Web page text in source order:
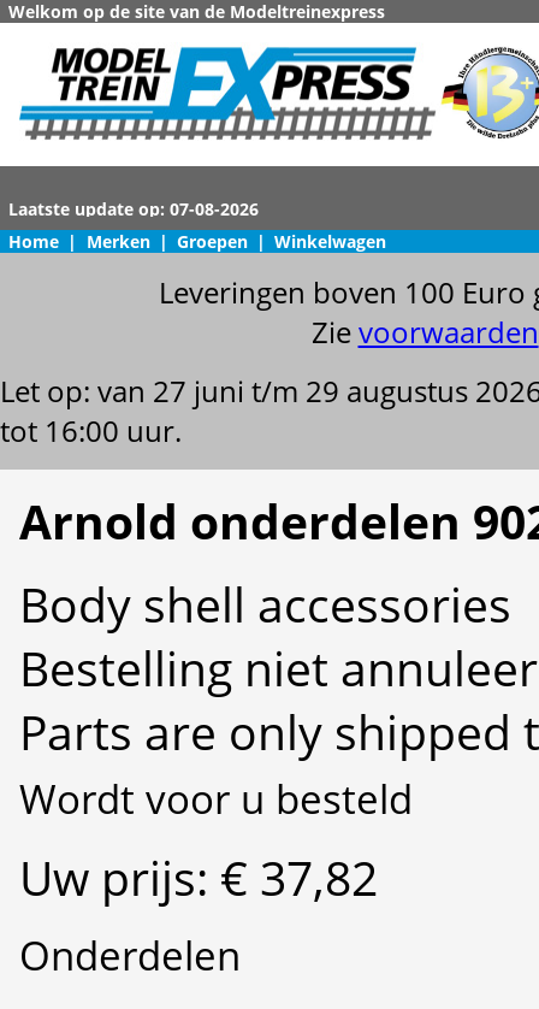
Welkom op de site van de Modeltreinexpress
Home | Merken | Groepen | Winkelwagen
Leveringen boven 100
Zievoorwaarden
Let op: van 27 juni t/m 29 augustus
tot 16:00 uur.
Arnold onderdelen
Body shell accessories
Bestelling niet
Parts are only shipped
Wordt voor u besteld
Uw prijs: € 37,82
Onderdelen